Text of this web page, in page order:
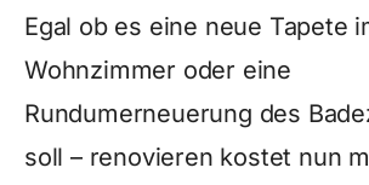
Egal ob es eine neue Tapete
Wohnzimmer oder eine
Rundumerneuerung des
soll – renovieren kostet nun